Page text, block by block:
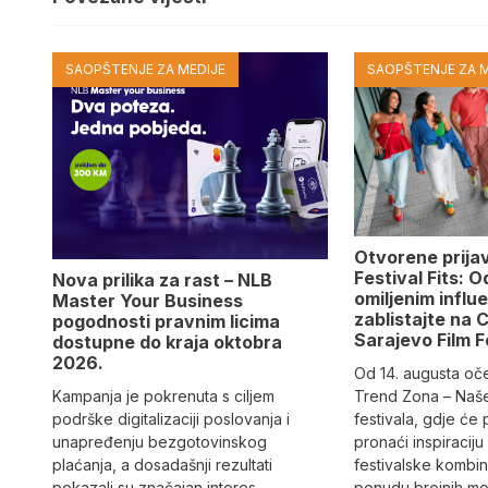
SAOPŠTENJE ZA MEDIJE
Nova prilika za rast – NLB
Master Your Business
pogodnosti pravnim licima
dostupne do kraja oktobra
2026.
Kampanja je pokrenuta s ciljem
podrške digitalizaciji poslovanja i
unapređenju bezgotovinskog
plaćanja, a dosadašnji rezultati
SAOPŠTENJE ZA
Otvorene
Festival Fits:
omiljenim
zablistajte na
Sarajevo Film
Od 14. augusta
Trend Zona –
festivala, gdje će
pronaći
festivalske